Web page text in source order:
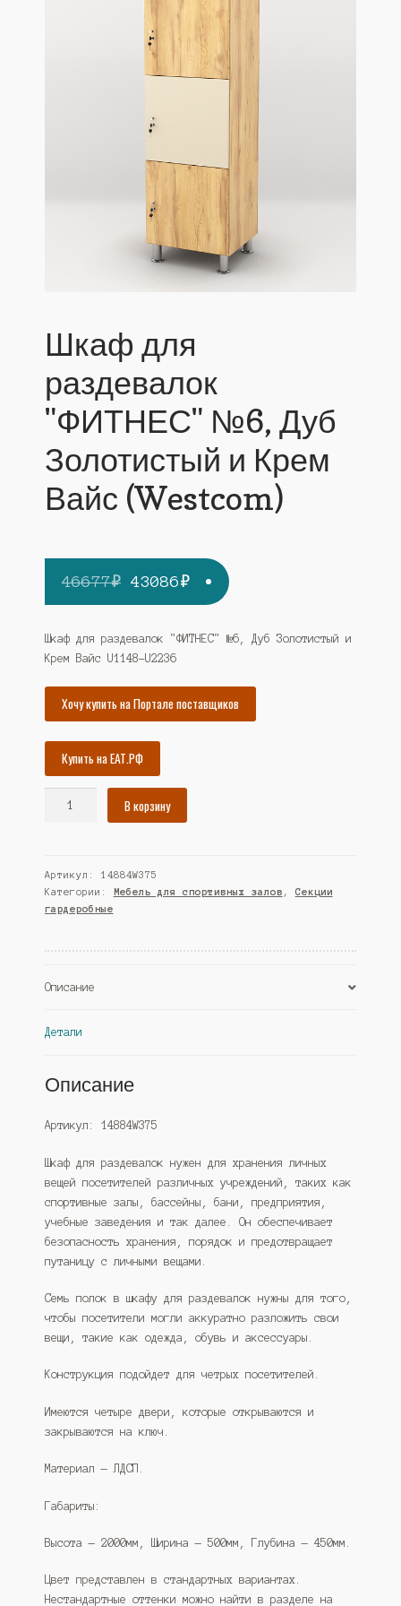
Шкаф для
раздевалок
"ФИТНЕС" №6, Дуб
Золотистый и Крем
Вайс (Westcom)
46677₽ Первоначальная
цена
составляла
46677₽.
43086₽Текущая
цена:
43086₽.
Шкаф для раздевалок "ФИТНЕС" №6, Дуб Золотистый и
Крем Вайс U1148-U2236
Хочу купить на Портале поставщиков
Купить на ЕАТ.РФ
раздевалок
"ФИТНЕС"
№6,
Золотистый
Крем
(Westcom)
В корзину
Артикул:14884W375
Категории:
Мебель для спортивных залов , Секции
гардеробные
Описание
Детали
Описание
Артикул: 14884W375
Шкаф для раздевалок нужен для хранения личных
вещей посетителей различных учреждений, таких как
спортивные залы, бассейны, бани, предприятия,
учебные заведения и так далее. Он обеспечивает
безопасность хранения, порядок и предотвращает
путаницу с личными вещами.
Семь полок в шкафу для раздевалок нужны для того,
чтобы посетители могли аккуратно разложить свои
вещи, такие как одежда, обувь и аксессуары.
Конструкция подойдет для четрых посетителей.
Имеются четыре двери, которые открываются и
закрываются на ключ.
Материал — ЛДСП.
Габариты:
Высота — 2000мм, Ширина — 500мм, Глубина — 450мм.
Цвет представлен в стандартных вариантах.
Нестандартные оттенки можно найти в разделе на